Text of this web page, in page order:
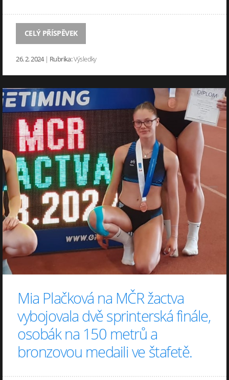
CELÝ PŘÍSPĚVEK
26. 2. 2024 | Rubrika:Výsledky
Mia Plačková na MČR žactva
vybojovala dvě sprinterská finále,
osobák na 150 metrů a
bronzovou medaili ve štafetě.